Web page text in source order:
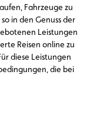
Fahrzeuge zu
in den Genuss der
Leistungen
Reisen online zu
diese Leistungen
die bei